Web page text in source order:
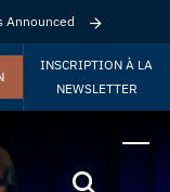
Announced
INSCRIPTION À LA
NEWSLETTER